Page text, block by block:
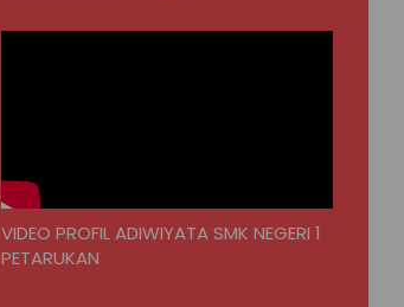
VIDEO PROFIL ADIWIYATA SMK NEGERI 1
PETARUKAN